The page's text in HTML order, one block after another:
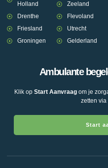
Holland
Drenthe
Friesland
Groningen
Zeeland
Flevoland
Utrecht
Gelderland
Ambulante
Klik op Start Aanvraagom je
zetten via
Start